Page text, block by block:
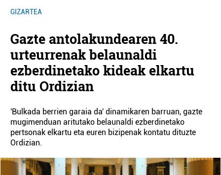
GIZARTEA
Gazte antolakundearen 40.
urteurrenak belaunaldi
ezberdinetako kideak elkartu
ditu Ordizian
'Bulkada berrien garaia da' dinamikaren barruan, gazte
mugimenduan aritutako belaunaldi ezberdinetako
pertsonak elkartu eta euren bizipenak kontatu dituzte
Ordizian.